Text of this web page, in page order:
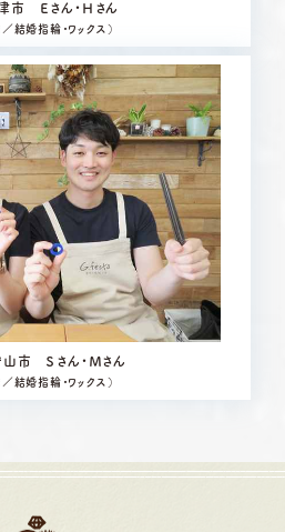
市 Ｅさん・Ｈさん
／結婚指輪・ワックス）
市 Ｓさん・Ｍさん
／結婚指輪・ワックス）